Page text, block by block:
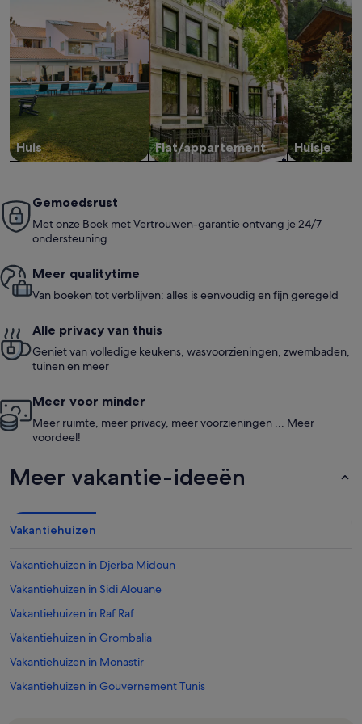
Huis Flat/appartement Huisje
Gemoedsrust
Met onze Boek met Vertrouwen-garantie ontvang je 24/7
ondersteuning
Meer quali­ty­time
Van boeken tot verblijven: alles is eenvoudig en fijn geregeld
Alle privacy van thuis
Geniet van volledige keukens, wasvoorzieningen, zwembaden,
tuinen en meer
Meer voor minder
Meer ruimte, meer privacy, meer voorzieningen ... Meer
voordeel!
Meer vakantie-ideeën
Vakantiehuizen
Vakantiehuizen in Djerba Midoun
Vakantiehuizen in Sidi Alouane
Vakantiehuizen in Raf Raf
Vakantiehuizen in Grombalia
Vakantiehuizen in Monastir
Vakantiehuizen in Gouvernement Tunis